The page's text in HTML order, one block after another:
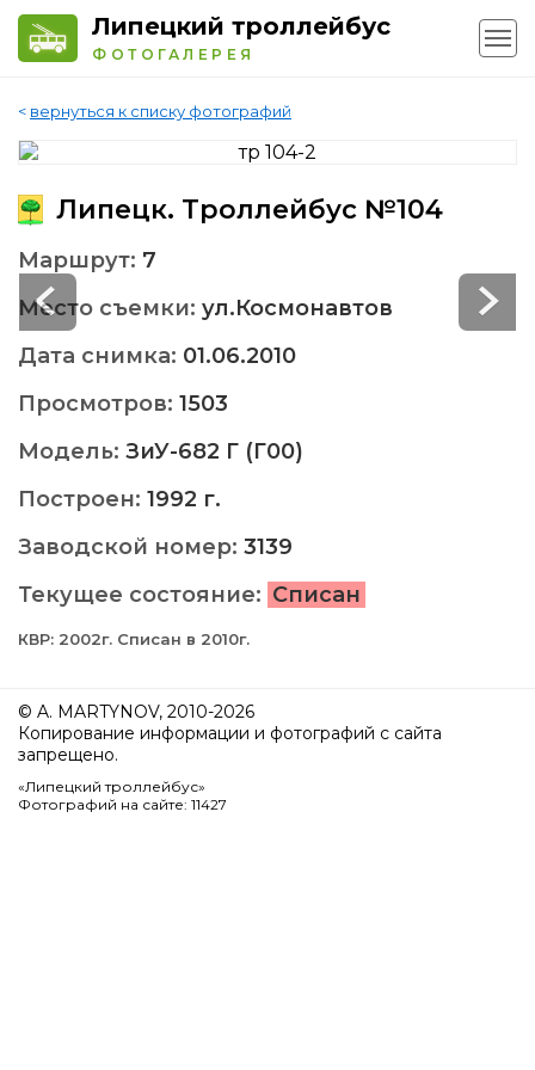
Липецкий троллейбус
ФОТОГАЛЕРЕЯ
< вернуться к списку фотографий
Липецк. Троллейбус №104
Маршрут: 7
Место съемки: ул.Космонавтов
Дата снимка: 01.06.2010
Просмотров: 1503
Модель: ЗиУ-682 Г (Г00)
Построен: 1992 г.
Заводской номер: 3139
Текущее состояние: Списан
КВР: 2002г. Списан в 2010г.
© A. MARTYNOV, 2010-2026
Копирование информации и фотографий с сайта
запрещено.
«Липецкий троллейбус»
Фотографий на сайте: 11427